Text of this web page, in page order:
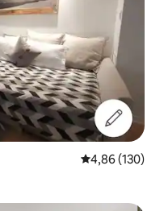
Średnia
4,86 (130)